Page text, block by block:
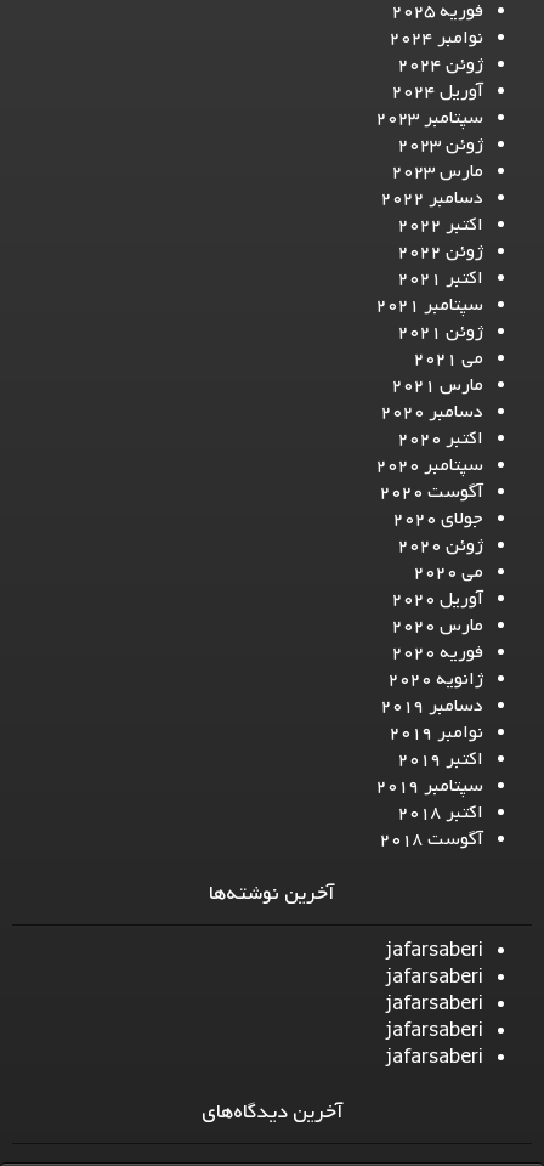
فوریه 2025
نوامبر 2024
ژوئن 2024
آوریل 2024
سپتامبر 2023
ژوئن 2023
مارس 2023
دسامبر 2022
اکتبر 2022
ژوئن 2022
اکتبر 2021
سپتامبر 2021
ژوئن 2021
می 2021
مارس 2021
دسامبر 2020
اکتبر 2020
سپتامبر 2020
آگوست 2020
جولای 2020
ژوئن 2020
می 2020
آوریل 2020
مارس 2020
فوریه 2020
ژانویه 2020
دسامبر 2019
نوامبر 2019
اکتبر 2019
سپتامبر 2019
اکتبر 2018
آگوست 2018
آخرین نوشته‌ها
jafarsaberi
jafarsaberi
jafarsaberi
jafarsaberi
jafarsaberi
آخرین دیدگاه‌های